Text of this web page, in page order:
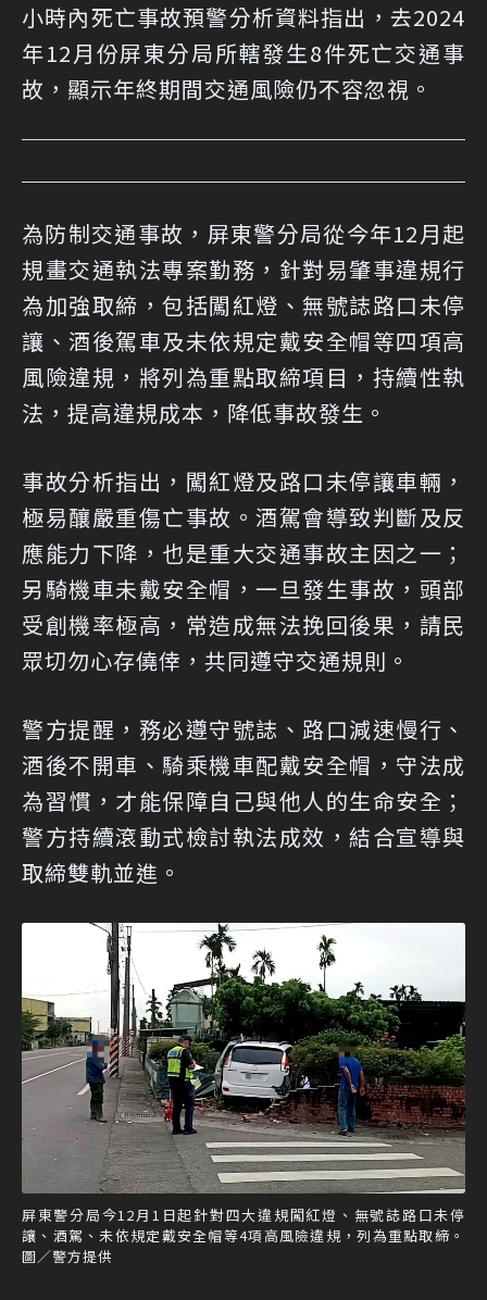
小時內死亡事故預警分析資料指出，去2024
年12月份屏東分局所轄發生8件死亡交通事
故，顯示年終期間交通風險仍不容忽視。
為防制交通事故，屏東警分局從今年12月起
規畫交通執法專案勤務，針對易肇事違規行
為加強取締，包括闖紅燈、無號誌路口未停
讓、酒後駕車及未依規定戴安全帽等四項高
風險違規，將列為重點取締項目，持續性執
法，提高違規成本，降低事故發生。
事故分析指出，闖紅燈及路口未停讓車輛，
極易釀嚴重傷亡事故。酒駕會導致判斷及反
應能力下降，也是重大交通事故主因之一；
另騎機車未戴安全帽，一旦發生事故，頭部
受創機率極高，常造成無法挽回後果，請民
眾切勿心存僥倖，共同遵守交通規則。
警方提醒，務必遵守號誌、路口減速慢行、
酒後不開車、騎乘機車配戴安全帽，守法成
為習慣，才能保障自己與他人的生命安全；
警方持續滾動式檢討執法成效，結合宣導與
取締雙軌並進。
屏東警分局今12月1日起針對四大違規闖紅燈、無號誌路口未停
讓、酒駕、未依規定戴安全帽等4項高風險違規，列為重點取締。
圖／警方提供